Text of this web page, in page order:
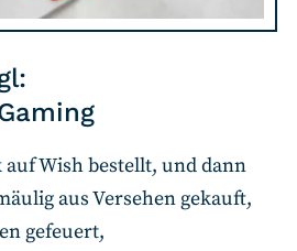
auf Wish bestellt, und dann
aus Versehen gekauft,
gefeuert,